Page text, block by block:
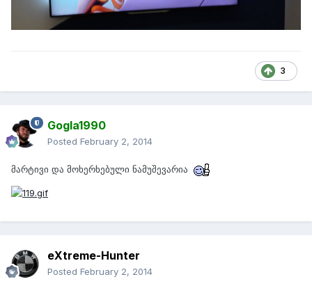
3
Gogla1990
Posted February 2, 2014
მარტივი და მოხერხებული ნამუშევარია
eXtreme-Hunter
Posted February 2, 2014